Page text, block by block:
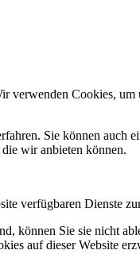
Cookies,
Sie können
wir anbieten können.
verfügbaren Dienste
können Sie sie nicht
auf dieser Website